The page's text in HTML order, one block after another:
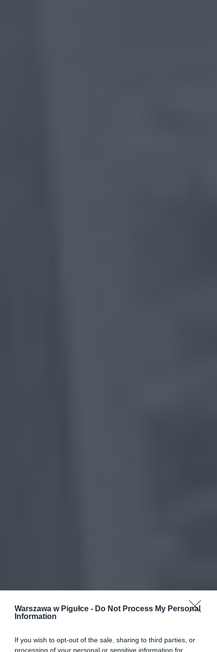
Warszawa w Pigułce - Do Not Process My Personal
Information
If you wish to opt-out of the sale, sharing to third parties, or
processing of your personal or sensitive information for